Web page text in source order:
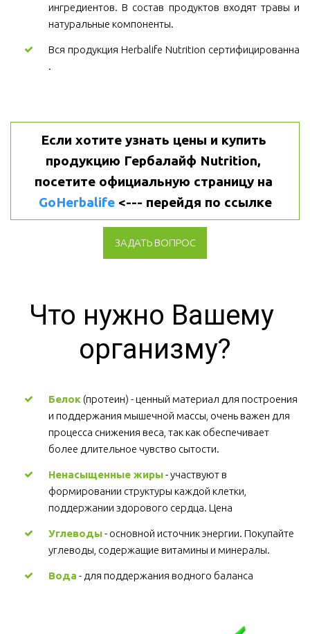
ингредиентов. В состав продуктов входят травы и
натуральные компоненты.
Вся продукция Herbalife Nutrition сертифицированна
.
Если хотите узнать цены и купить
продукцию Гербалайф Nutrition,
GoHerbalife <--- перейдя по ссылке
ЗАДАТЬ ВОПРОС
Что нужно Вашему
организму?
Белок (протеин) - ценный материал для построения
и поддержания мышечной массы, очень важен для
процесса снижения веса, так как обеспечивает
более длительное чувство сытости.
Ненасыщенные жиры - участвуют в
формировании структуры каждой клетки,
поддержании здорового сердца. Цена
Углеводы - основной источник энергии. Покупайте
углеводы, содержащие витамины и минералы.
Вода - для поддержания водного баланса